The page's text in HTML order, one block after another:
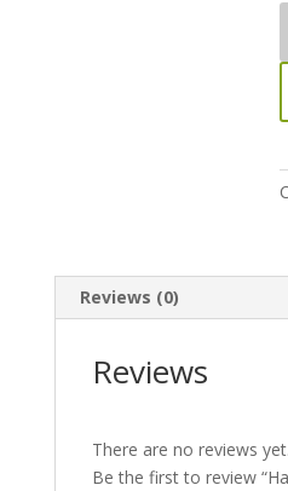
Reviews (0)
Reviews
There are no reviews yet.
Be the first to review